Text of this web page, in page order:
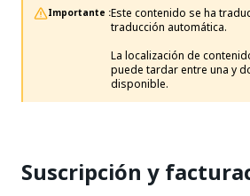
Importante :Este contenido se ha
traducción automática.
La localización de
puede tardar entre una y
disponible.
Suscripción y